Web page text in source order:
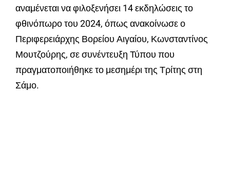
αναμένεται να φιλοξενήσει 14 εκδηλώσεις το
φθινόπωρο του 2024, όπως ανακοίνωσε ο
Περιφερειάρχης Βορείου Αιγαίου, Κωνσταντίνος
Μουτζούρης, σε συνέντευξη Τύπου που
πραγματοποιήθηκε το μεσημέρι της Τρίτης στη
Σάμο.